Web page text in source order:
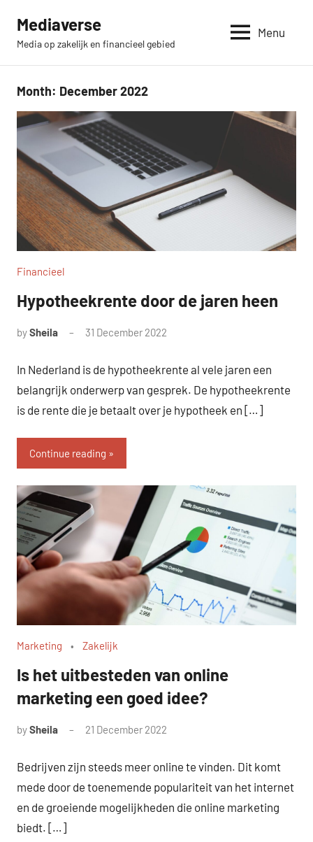
content
Mediaverse
Media op zakelijk en financieel gebied
Menu
Month: December 2022
Financieel
Hypotheekrente door de jaren heen
bySheila 31 December 2022
In Nederland is de hypotheekrente al vele jaren een
belangrijk onderwerp van gesprek. De hypotheekrente
is de rente die je betaalt over je hypotheek en […]
Continue reading
Marketing Zakelijk
Is het uitbesteden van online
marketing een goed idee?
bySheila 21 December 2022
Bedrijven zijn steeds meer online te vinden. Dit komt
mede door de toenemende populariteit van het internet
en de groeiende mogelijkheden die online marketing
biedt. […]